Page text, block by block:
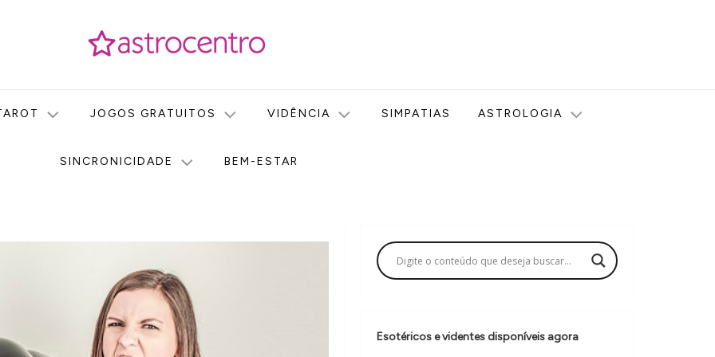
JOGOS GRATUITOS VIDÊNCIA SIMPATIAS ASTROLOGIA
SINCRONICIDADE BEM-ESTAR
Esotéricos e videntes disponíveis agora